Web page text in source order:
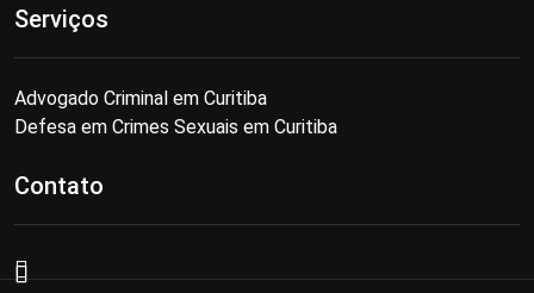
Serviços
Advogado Criminal em Curitiba
Defesa em Crimes Sexuais em Curitiba
Contato